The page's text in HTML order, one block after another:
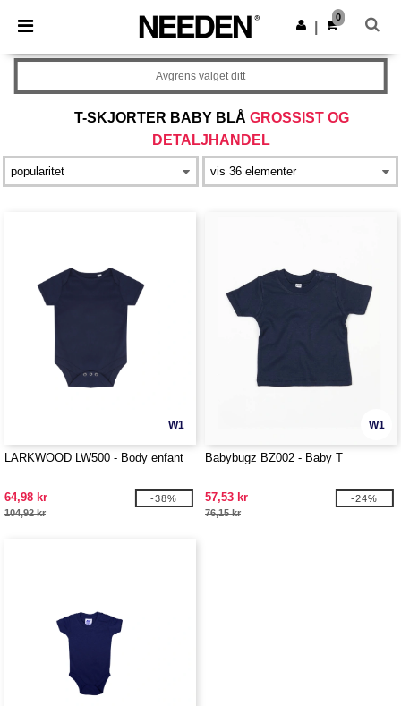
× Needen-app
Bedre priser i appen!
Last ned app
0
T-SKJORTER BABY BLÅ GROSSIST OG
DETALJHANDEL
Avgrens valget ditt
W1
LARKWOOD LW500 - Body enfant
64,98 kr
104,92 kr
-38%
W1
Babybugz BZ002 - Baby T
57,53 kr
76,15 kr
-24%